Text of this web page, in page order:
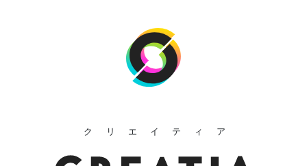
クリエイティア